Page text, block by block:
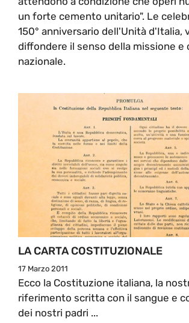
un forte cemento unitario". Le
150° anniversario dell'Unità d'Italia,
diffondere il senso della missione e
nazionale.
LA CARTA COSTITUZIONALE
17 Marzo 2011
Ecco la Costituzione italiana, la
riferimento scritta con il sangue e
dei nostri padri ...